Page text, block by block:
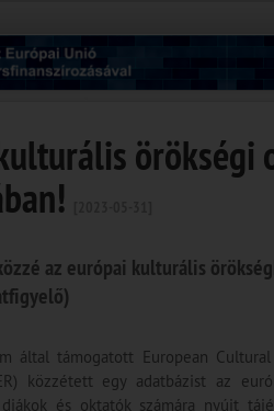
örökségi
az európai kulturális
által támogatott European
közzétett egy adatbázist az
diákok és oktatók számára nyújt